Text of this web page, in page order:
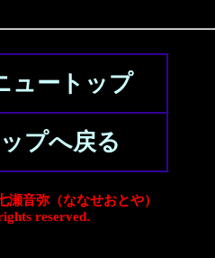
ュートップ
プへ戻る
瀬音弥（ななせおとや）
reserved.